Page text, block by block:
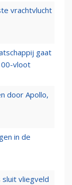
vrachtvlucht
gaat
vloot
door Apollo,
in de
vliegveld